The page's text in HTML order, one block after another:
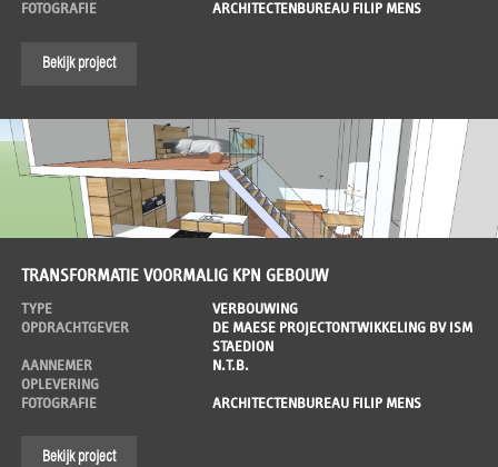
FOTOGRAFIE
ARCHITECTENBUREAU FILIP MENS
Bekijk project
TRANSFORMATIE VOORMALIG KPN GEBOUW
TYPE
VERBOUWING
OPDRACHTGEVER
DE MAESE PROJECTONTWIKKELING BV ISM
STAEDION
AANNEMER
N.T.B.
OPLEVERING
FOTOGRAFIE
ARCHITECTENBUREAU FILIP MENS
Bekijk project